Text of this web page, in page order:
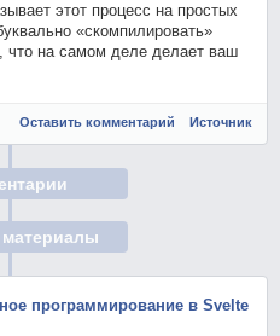
этот процесс на простых
«скомпилировать»
что на самом деле делает ваш
Оставить комментарий Источник
программирование в Svelte